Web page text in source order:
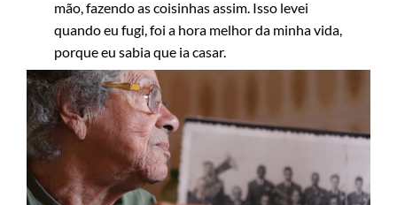
mão, fazendo as coisinhas assim. Isso levei
quando eu fugi, foi a hora melhor da minha vida,
porque eu sabia que ia casar.